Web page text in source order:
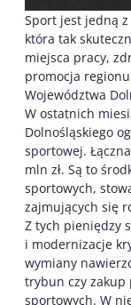
Sport jest jedną
która tak
miejsca pracy,
promocja regionu
Województwa
W ostatnich
Dolnośląskiego
sportowej.
mln zł. Są to
sportowych,
zajmujących się
Z tych pieniędzy
i modernizacje
wymiany
trybun czy
sportowych. W